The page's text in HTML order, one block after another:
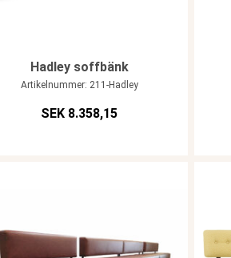
Hadley soffbänk
Artikelnummer: 211-Hadley
SEK 8.358,15